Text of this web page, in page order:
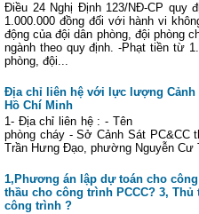
Điều 24 Nghị Định 123/NĐ-CP quy
1.000.000 đồng đối với hành vi
động của đội dân phòng, đội phòng
ngành theo quy định. -Phạt tiền từ
phòng, đội...
Địa chỉ liên hệ với lực lượng Cảnh
Hồ Chí Minh
1- Địa chỉ liên hệ : - Tên :
phòng cháy - Sở Cảnh Sát PC&CC
Trần Hưng Đạo, phường Nguyễn Cư
1,Phương án lập dự toán cho
thầu cho công trình PCCC? 3,
công trình ?